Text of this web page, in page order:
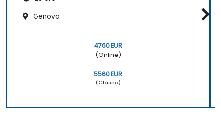
Genova
4760 EUR
(Online)
5560 EUR
(Classe)